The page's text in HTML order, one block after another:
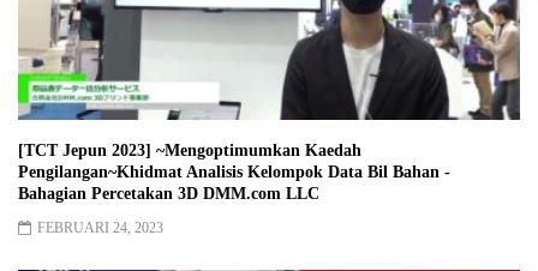
[TCT Jepun 2023] ~Mengoptimumkan Kaedah
Pengilangan~Khidmat Analisis Kelompok Data Bil Bahan -
Bahagian Percetakan 3D DMM.com LLC
FEBRUARI 24, 2023